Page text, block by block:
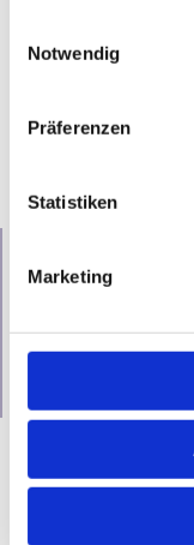
Notwendig
Präferenzen
Statistiken
Marketing
Pflegekräfte für